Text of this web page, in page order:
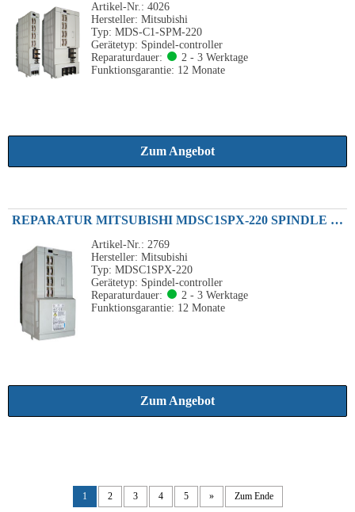
Artikel-Nr.: 4026
Hersteller: Mitsubishi
Typ: MDS-C1-SPM-220
Gerätetyp: Spindel-controller
Reparaturdauer:
2 - 3 Werktage
Funktionsgarantie: 12 Monate
Zum Angebot
REPARATUR MITSUBISHI MDSC1SPX-220 SPINDLE DRIVE UNIT 22KW 230VAC
Artikel-Nr.: 2769
Hersteller: Mitsubishi
Typ: MDSC1SPX-220
Gerätetyp: Spindel-controller
Reparaturdauer:
2 - 3 Werktage
Funktionsgarantie: 12 Monate
Zum Angebot
1 2 3 4 5 » Zum Ende